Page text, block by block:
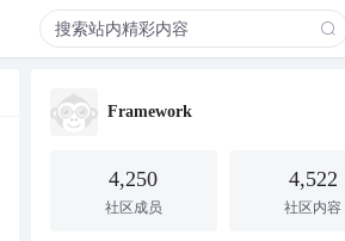
Framework
4,250
社区成员
4,522
社区内容